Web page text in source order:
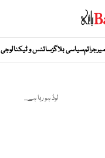
جرائمسیاسی بلاگزسائنس و ٹیکنالوجی
لوڈ ہو رہا ہے...